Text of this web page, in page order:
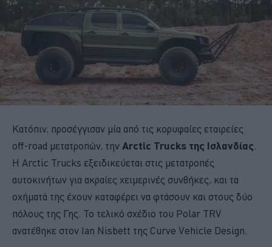
Κατόπιν, προσέγγισαν μία από τις κορυφαίες εταιρείες
off-road μετατροπών, την Arctic Trucks της Ισλανδίας
Η Arctic Trucks εξειδικεύεται στις μετατροπές
αυτοκινήτων για ακραίες χειμερινές συνθήκες, και τα
οχήματά της έχουν καταφέρει να φτάσουν και στους δύο
πόλους της Γης. Το τελικό σχέδιο του Polar TRV
ανατέθηκε στον Ian Nisbett της Curve Vehicle Design.